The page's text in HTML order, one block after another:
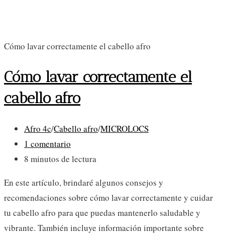
Cómo lavar correctamente el cabello afro
Cómo lavar correctamente el
cabello afro
Categoría
de
la
Afro 4c/Cabello afro/MICROLOCS
Comentarios
de
entrada:
1 comentario
Tiempo
lectura:
8 minutos de lectura
En este artículo, brindaré algunos consejos y
recomendaciones sobre cómo lavar correctamente y cuidar
tu cabello afro para que puedas mantenerlo saludable y
vibrante. También incluye información importante sobre